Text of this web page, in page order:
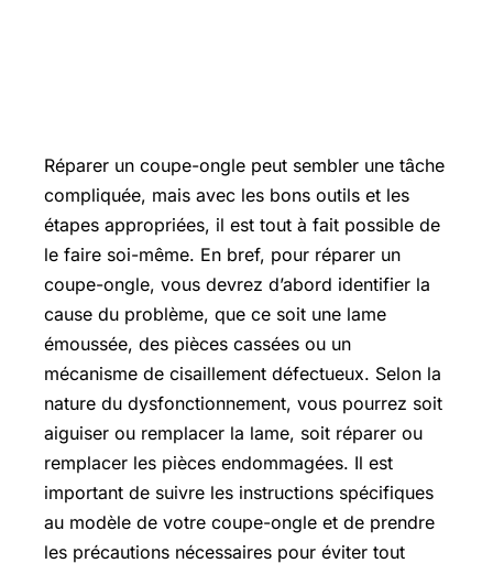
Réparer un coupe-ongle peut sembler une tâche
compliquée, mais avec les bons outils et les
étapes appropriées, il est tout à fait possible de
le faire soi-même. En bref, pour réparer un
coupe-ongle, vous devrez d’abord identifier la
cause du problème, que ce soit une lame
émoussée, des pièces cassées ou un
mécanisme de cisaillement défectueux. Selon la
nature du dysfonctionnement, vous pourrez soit
aiguiser ou remplacer la lame, soit réparer ou
remplacer les pièces endommagées. Il est
important de suivre les instructions spécifiques
au modèle de votre coupe-ongle et de prendre
les précautions nécessaires pour éviter tout